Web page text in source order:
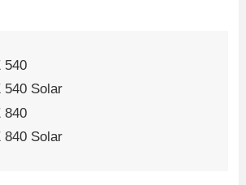
540
540 Solar
840
840 Solar